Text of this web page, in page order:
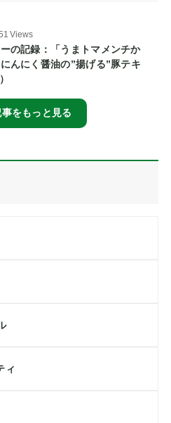
Views
の記録：「うまトマメンチか
んにく醤油の”揚げる”豚テキ
をもっと見る
ィ